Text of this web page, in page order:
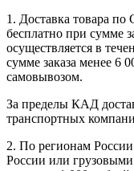
1. Доставка товара по
бесплатно при сумме
осуществляется в
сумме заказа менее 6
самовывозом.
За пределы КАД
транспортных
2. По регионам России
России или